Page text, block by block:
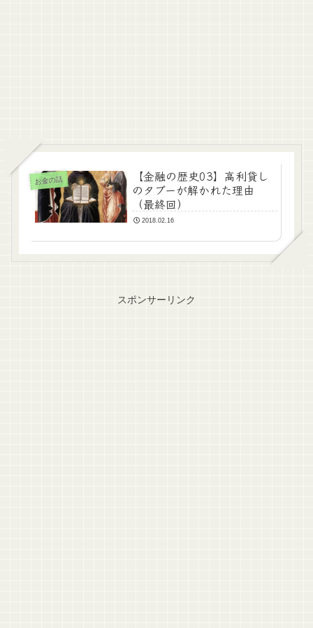
お金の話
【金融の歴史03】高利貸し
のタブーが解かれた理由
（最終回）
2018.02.16
スポンサーリンク